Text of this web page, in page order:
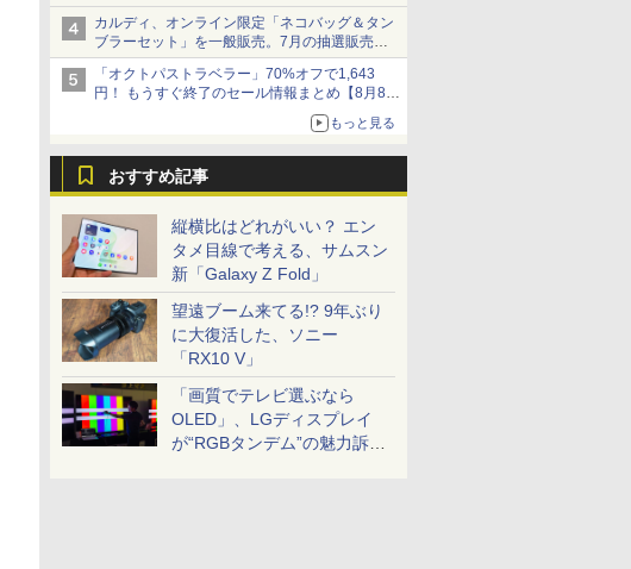
カルディ、オンライン限定「ネコバッグ＆タン
ブラーセット」を一般販売。7月の抽選販売の
当選無効分
「オクトパストラベラー」70%オフで1,643
円！ もうすぐ終了のセール情報まとめ【8月8日
ニンテンドーeショップでは「大神 絶景版」が
もっと見る
おすすめ記事
縦横比はどれがいい？ エン
タメ目線で考える、サムスン
新「Galaxy Z Fold」
望遠ブーム来てる!? 9年ぶり
に大復活した、ソニー
「RX10 V」
「画質でテレビ選ぶなら
OLED」、LGディスプレイ
が“RGBタンデム”の魅力訴